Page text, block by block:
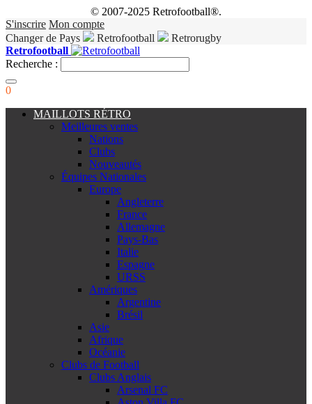
© 2007-2025 Retrofootball®.
S'inscrire Mon compte
Changer de Pays
Retrofootball
Retrorugby
Retrofootball
Recherche :
0
MAILLOTS RÉTRO
Meilleures ventes
Nations
Clubs
Nouveautés
Équipes Nationales
Europe
Angleterre
France
Allemagne
Pays-Bas
Italie
Espagne
URSS
Amériques
Argentine
Brésil
Asie
Afrique
Océanie
Clubs de Football
Clubs Anglais
Arsenal FC